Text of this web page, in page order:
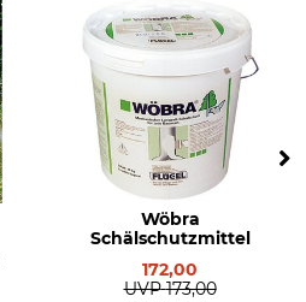
Wöbra
Schälschutzmittel
172,00
UVP 173,00